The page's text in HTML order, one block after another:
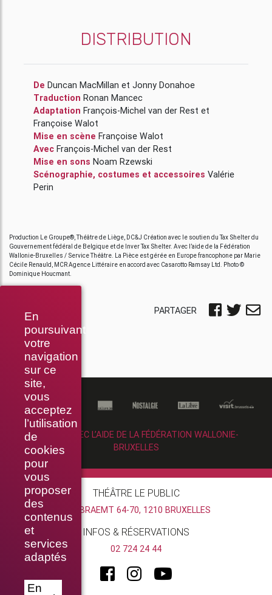
En
poursuivant
votre
navigation
sur ce
site,
vous
acceptez
l’utilisation
de
cookies
pour
vous
proposer
des
contenus
et
services
adaptés
En
DISTRIBUTION
De Duncan MacMillan et Jonny Donahoe
Traduction Ronan Mancec
Adaptation François-Michel van der Rest et
Françoise Walot
Mise en scène Françoise Walot
Avec François-Michel van der Rest
Mise en sons Noam Rzewski
Scénographie, costumes et accessoires Valérie
Perin
Production Le Groupe®, Théâtre de Liège, DC&J Création avec le soutien du Tax Shelter du
Gouvernement fédéral de Belgique et de Inver Tax Shelter. Avec l’aide de la Fédération
Wallonie-Bruxelles / Service Théâtre. La Pièce est gérée en Europe francophone par Marie
Cécile Renauld, MCR Agence Littéraire en accord avec Casarotto Ramsay Ltd. Photo ©
Dominique Houcmant.
PARTAGER
RÉALISÉ AVEC L’AIDE DE LA FÉDÉRATION WALLONIE-
BRUXELLES
THÉÂTRE LE PUBLIC
RUE BRAEMT 64-70, 1210 BRUXELLES
INFOS & RÉSERVATIONS
02 724 24 44